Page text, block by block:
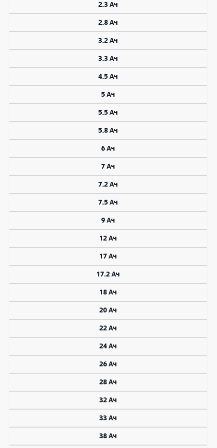
2.3 Ач
2.8 Ач
3.2 Ач
3.3 Ач
4.5 Ач
5 Ач
5.5 Ач
5.8 Ач
6 Ач
7 Ач
7.2 Ач
7.5 Ач
9 Ач
12 Ач
17 Ач
17.2 Ач
18 Ач
20 Ач
22 Ач
24 Ач
26 Ач
28 Ач
32 Ач
33 Ач
38 Ач